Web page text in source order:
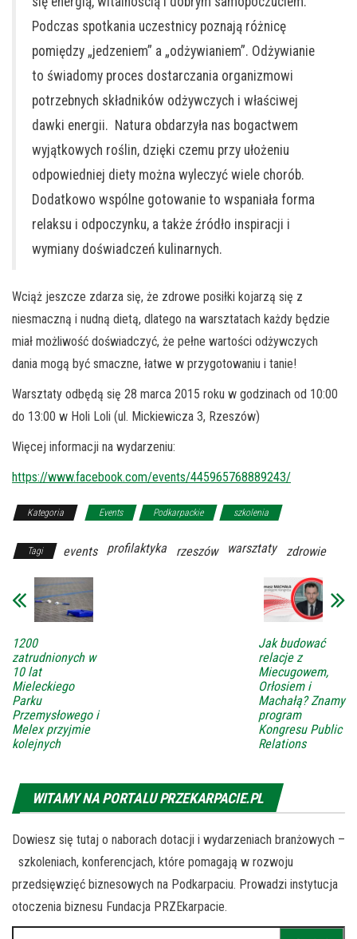
Podczas spotkania uczestnicy poznają różnicę
pomiędzy „jedzeniem” a „odżywianiem”. Odżywianie
to świadomy proces dostarczania organizmowi
potrzebnych składników odżywczych i właściwej
dawki energii. Natura obdarzyła nas bogactwem
wyjątkowych roślin, dzięki czemu przy ułożeniu
odpowiedniej diety można wyleczyć wiele chorób.
Dodatkowo wspólne gotowanie to wspaniała forma
relaksu i odpoczynku, a także źródło inspiracji i
wymiany doświadczeń kulinarnych.
Wciąż jeszcze zdarza się, że zdrowe posiłki kojarzą się z
niesmaczną i nudną dietą, dlatego na warsztatach każdy będzie
miał możliwość doświadczyć, że pełne wartości odżywczych
dania mogą być smaczne, łatwe w przygotowaniu i tanie!
Warsztaty odbędą się 28 marca 2015 roku w godzinach od 10:00
do 13:00 w Holi Loli (ul. Mickiewicza 3, Rzeszów)
Więcej informacji na wydarzeniu:
https://www.facebook.com/events/445965768889243/
Kategoria Events Podkarpackie szkolenia
Tagi events profilaktyka rzeszów warsztaty zdrowie
1200
zatrudnionych w
10 lat
Mieleckiego
Parku
Przemysłowego i
Melex przyjmie
kolejnych
Jak budować
relacje z
Miecugowem,
Orłosiem i
Machałą? Znamy
program
Kongresu Public
Relations
WITAMY NA PORTALU PRZEKARPACIE.PL
Dowiesz się tutaj o naborach dotacji i wydarzeniach branżowych –
szkoleniach, konferencjach, które pomagają w rozwoju
przedsięwzięć biznesowych na Podkarpaciu. Prowadzi instytucja
otoczenia biznesu Fundacja PRZEkarpacie.